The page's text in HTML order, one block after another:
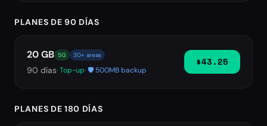
PLANES DE 90 DÍAS
20 GB 5G 30+ areas
90 días· Top-up· 🛡️ 500MB backup
$43.25
PLANES DE 180 DÍAS